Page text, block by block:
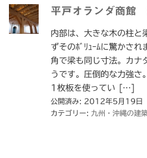
平戸オランダ商館
内部は、大きな木の柱と
ずそのﾎﾞﾘｭｰﾑに驚かさ
角で梁も同じ寸法。カ
うです。圧倒的な力強
1枚板を使ってい […]
公開済み: 2012年5月19日
カテゴリー: 九州・沖縄の建